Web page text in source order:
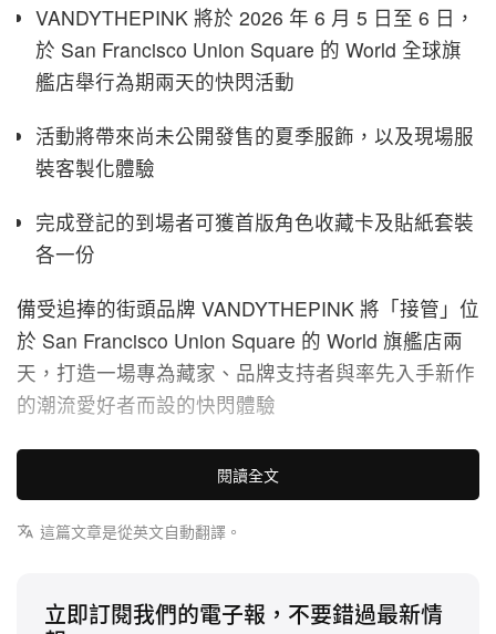
VANDYTHEPINK 將於 2026 年 6 月 5 日至 6 日，
於 San Francisco Union Square 的 World 全球旗
艦店舉行為期兩天的快閃活動
活動將帶來尚未公開發售的夏季服飾，以及現場服
裝客製化體驗
完成登記的到場者可獲首版角色收藏卡及貼紙套裝
各一份
備受追捧的街頭品牌 VANDYTHEPINK 將「接管」位
於 San Francisco Union Square 的 World 旗艦店兩
天，打造一場專為藏家、品牌支持者與率先入手新作
的潮流愛好者而設的快閃體驗
活動安排於夏季系列正式發佈前率先登場，讓現場來
賓優先入手機未上市單品。到場者可預期看到精選限
量圖案 T‑shirt，同時參與一系列只向親臨現場開放的
閱讀全文
這篇文章是從英文自動翻譯。
立即訂閱我們的電子報，不要錯過最新情